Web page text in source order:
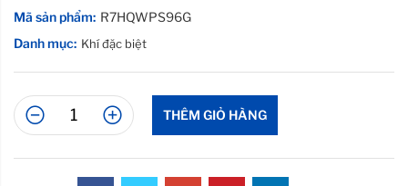
Mã sản phẩm: R7HQWPS96G
Danh mục: Khí đặc biệt
THÊM GIỎ HÀNG